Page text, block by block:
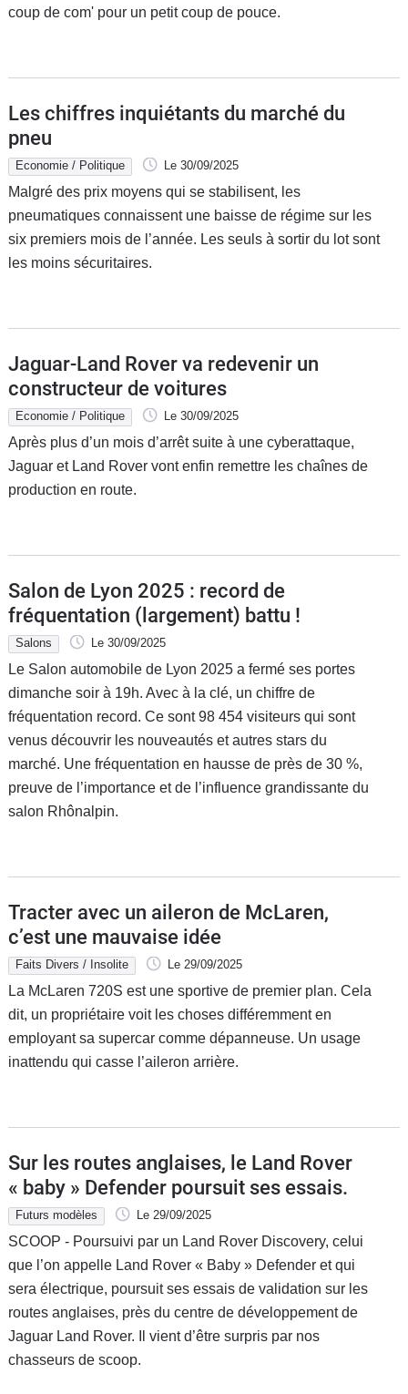
coup de com' pour un petit coup de pouce.
Les chiffres inquiétants du marché du
pneu
Economie / Politique Le 30/09/2025
Malgré des prix moyens qui se stabilisent, les
pneumatiques connaissent une baisse de régime sur les
six premiers mois de l’année. Les seuls à sortir du lot sont
les moins sécuritaires.
Jaguar-Land Rover va redevenir un
constructeur de voitures
Economie / Politique Le 30/09/2025
Après plus d’un mois d’arrêt suite à une cyberattaque,
Jaguar et Land Rover vont enfin remettre les chaînes de
production en route.
Salon de Lyon 2025 : record de
fréquentation (largement) battu !
Salons Le 30/09/2025
Le Salon automobile de Lyon 2025 a fermé ses portes
dimanche soir à 19h. Avec à la clé, un chiffre de
fréquentation record. Ce sont 98 454 visiteurs qui sont
venus découvrir les nouveautés et autres stars du
marché. Une fréquentation en hausse de près de 30 %,
preuve de l’importance et de l’influence grandissante du
salon Rhônalpin.
Tracter avec un aileron de McLaren,
c’est une mauvaise idée
Faits Divers / Insolite Le 29/09/2025
La McLaren 720S est une sportive de premier plan. Cela
dit, un propriétaire voit les choses différemment en
employant sa supercar comme dépanneuse. Un usage
inattendu qui casse l’aileron arrière.
Sur les routes anglaises, le Land Rover
« baby » Defender poursuit ses essais.
Futurs modèles Le 29/09/2025
SCOOP - Poursuivi par un Land Rover Discovery, celui
que l’on appelle Land Rover « Baby » Defender et qui
sera électrique, poursuit ses essais de validation sur les
routes anglaises, près du centre de développement de
Jaguar Land Rover. Il vient d’être surpris par nos
chasseurs de scoop.